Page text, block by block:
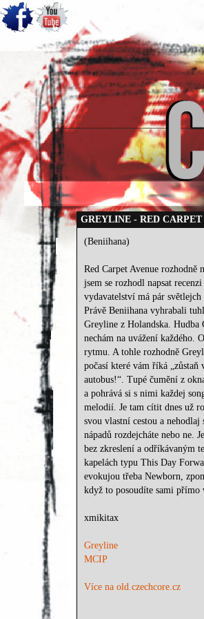
GREYLINE - RED CARPET
(Beniihana)
Red Carpet Avenue
jsem se rozhodl napsat
vydavatelství má pár
Právě Beniihana vyhrabali
Greyline z Holandska. Hudba
nechám na uvážení každého.
rytmu. A tohle rozhodně
počasí které vám říká „zůstaň
autobus!“. Tupé čumění z
a pohrává si s nimi každej
melodií. Je tam cítit dnes už
svou vlastní cestou a
nápadů rozdejcháte nebo ne.
bez zkreslení a odříkávaným
kapelách typu This Day
evokujou třeba Newborn,
když to posoudíte sami přímo
xmikitax
Greyline
MCIP
Více na old.czechcore.cz